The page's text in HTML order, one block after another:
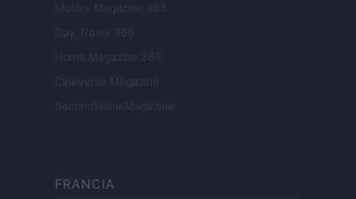
Motors Magazine 365
Day Travel 365
Home Magazine 365
Cineverse Magazine
SecondHomeMagazine
FRANCIA